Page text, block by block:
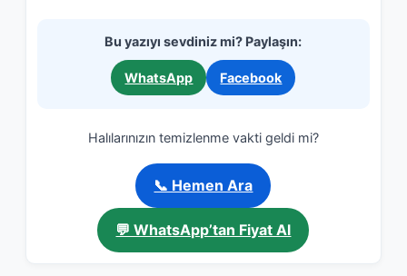
Bu yazıyı sevdiniz mi? Paylaşın:
WhatsApp Facebook
Halılarınızın temizlenme vakti geldi mi?
📞 Hemen Ara
💬 WhatsApp’tan Fiyat Al